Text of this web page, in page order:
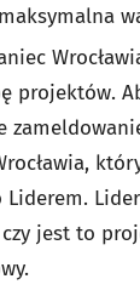
projektów.
Liderem.
jest to